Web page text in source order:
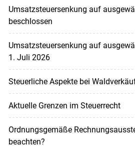
Umsatzsteuersenkung auf
beschlossen
Umsatzsteuersenkung auf
1. Juli 2026
Steuerliche Aspekte bei
Aktuelle Grenzen im Steuerrecht
Ordnungsgemäße
beachten?